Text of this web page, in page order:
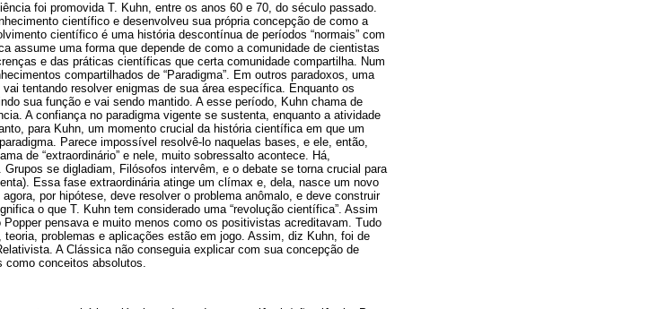
foi promovida T. Kuhn, entre os anos 60 e 70, do século passado.
científico e desenvolveu sua própria concepção de como a
científico é uma história descontínua de períodos “normais” com
assume uma forma que depende de como a comunidade de cientistas
e das práticas científicas que certa comunidade compartilha. Num
compartilhados de “Paradigma”. Em outros paradoxos, uma
tentando resolver enigmas de sua área específica. Enquanto os
sua função e vai sendo mantido. A esse período, Kuhn chama de
A confiança no paradigma vigente se sustenta, enquanto a atividade
para Kuhn, um momento crucial da história científica em que um
Parece impossível resolvê-lo naquelas bases, e ele, então,
de “extraordinário” e nele, muito sobressalto acontece. Há,
se digladiam, Filósofos intervêm, e o debate se torna crucial para
Essa fase extraordinária atinge um clímax e, dela, nasce um novo
por hipótese, deve resolver o problema anômalo, e deve construir
o que T. Kuhn tem considerado uma “revolução científica”. Assim
pensava e muito menos como os positivistas acreditavam. Tudo
problemas e aplicações estão em jogo. Assim, diz Kuhn, foi de
A Clássica não conseguia explicar com sua concepção de
como conceitos absolutos.